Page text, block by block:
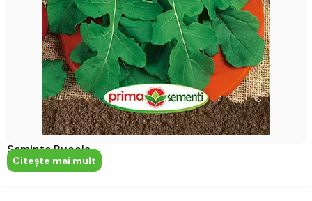
Seminte Rucola
Citeşte mai mult